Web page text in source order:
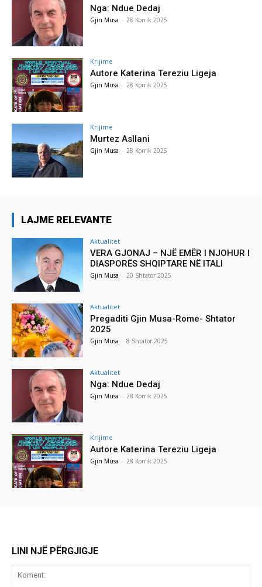
Nga: Ndue Dedaj
Gjin Musa - 28 Korrik 2025
Krijime
Autore Katerina Tereziu Ligeja
Gjin Musa - 28 Korrik 2025
Krijime
Murtez Asllani
Gjin Musa - 28 Korrik 2025
LAJME RELEVANTE
Aktualitet
VERA GJONAJ – NJË EMËR I NJOHUR I
DIASPORËS SHQIPTARE NË ITALI
Gjin Musa - 20 Shtator 2025
Aktualitet
Pregaditi Gjin Musa-Rome- Shtator
2025
Gjin Musa - 8 Shtator 2025
Aktualitet
Nga: Ndue Dedaj
Gjin Musa - 28 Korrik 2025
Krijime
Autore Katerina Tereziu Ligeja
Gjin Musa - 28 Korrik 2025
LINI NJË PËRGJIGJE